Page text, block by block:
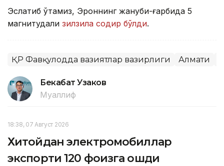
Эслатиб ўтамиз, Эроннинг жануби-ғарбида 5
магнитудали зилзила содир бўлди.
ҚР Фавқулодда вазиятлар вазирлиги Алмати
Бекабат Узаков
Муаллиф
18:38, 07 Август 2026
Хитойдан электромобиллар
экспорти 120 фоизга ошди